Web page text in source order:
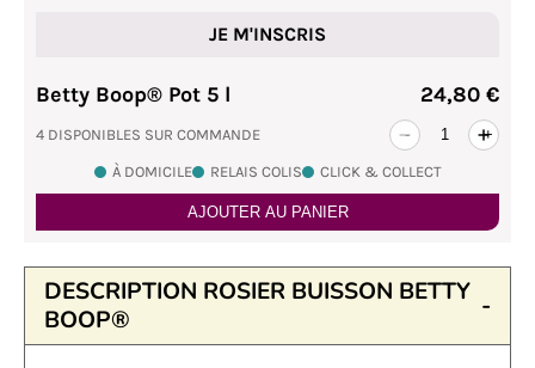
JE M'INSCRIS
Betty Boop® Pot 5 l
4 DISPONIBLES SUR COMMANDE - +
24,80 €
À DOMICILE RELAIS COLIS CLICK & COLLECT
AJOUTER AU PANIER
DESCRIPTION ROSIER BUISSON BETTY
BOOP®